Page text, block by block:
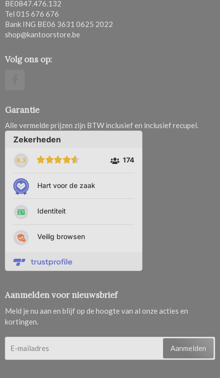
Volg ons op:
BE0847.476.132
Tel 015 676 676
Bank ING BE06 3631 0625 2022
shop@kantoorstore.be
Garantie
Alle vermelde prijzen zijn BTW inclusief en inclusief recupel.
Aanmelden voor nieuwsbrief
Meld je nu aan en blijf op de hoogte van al onze acties en
kortingen.
Aanmelden